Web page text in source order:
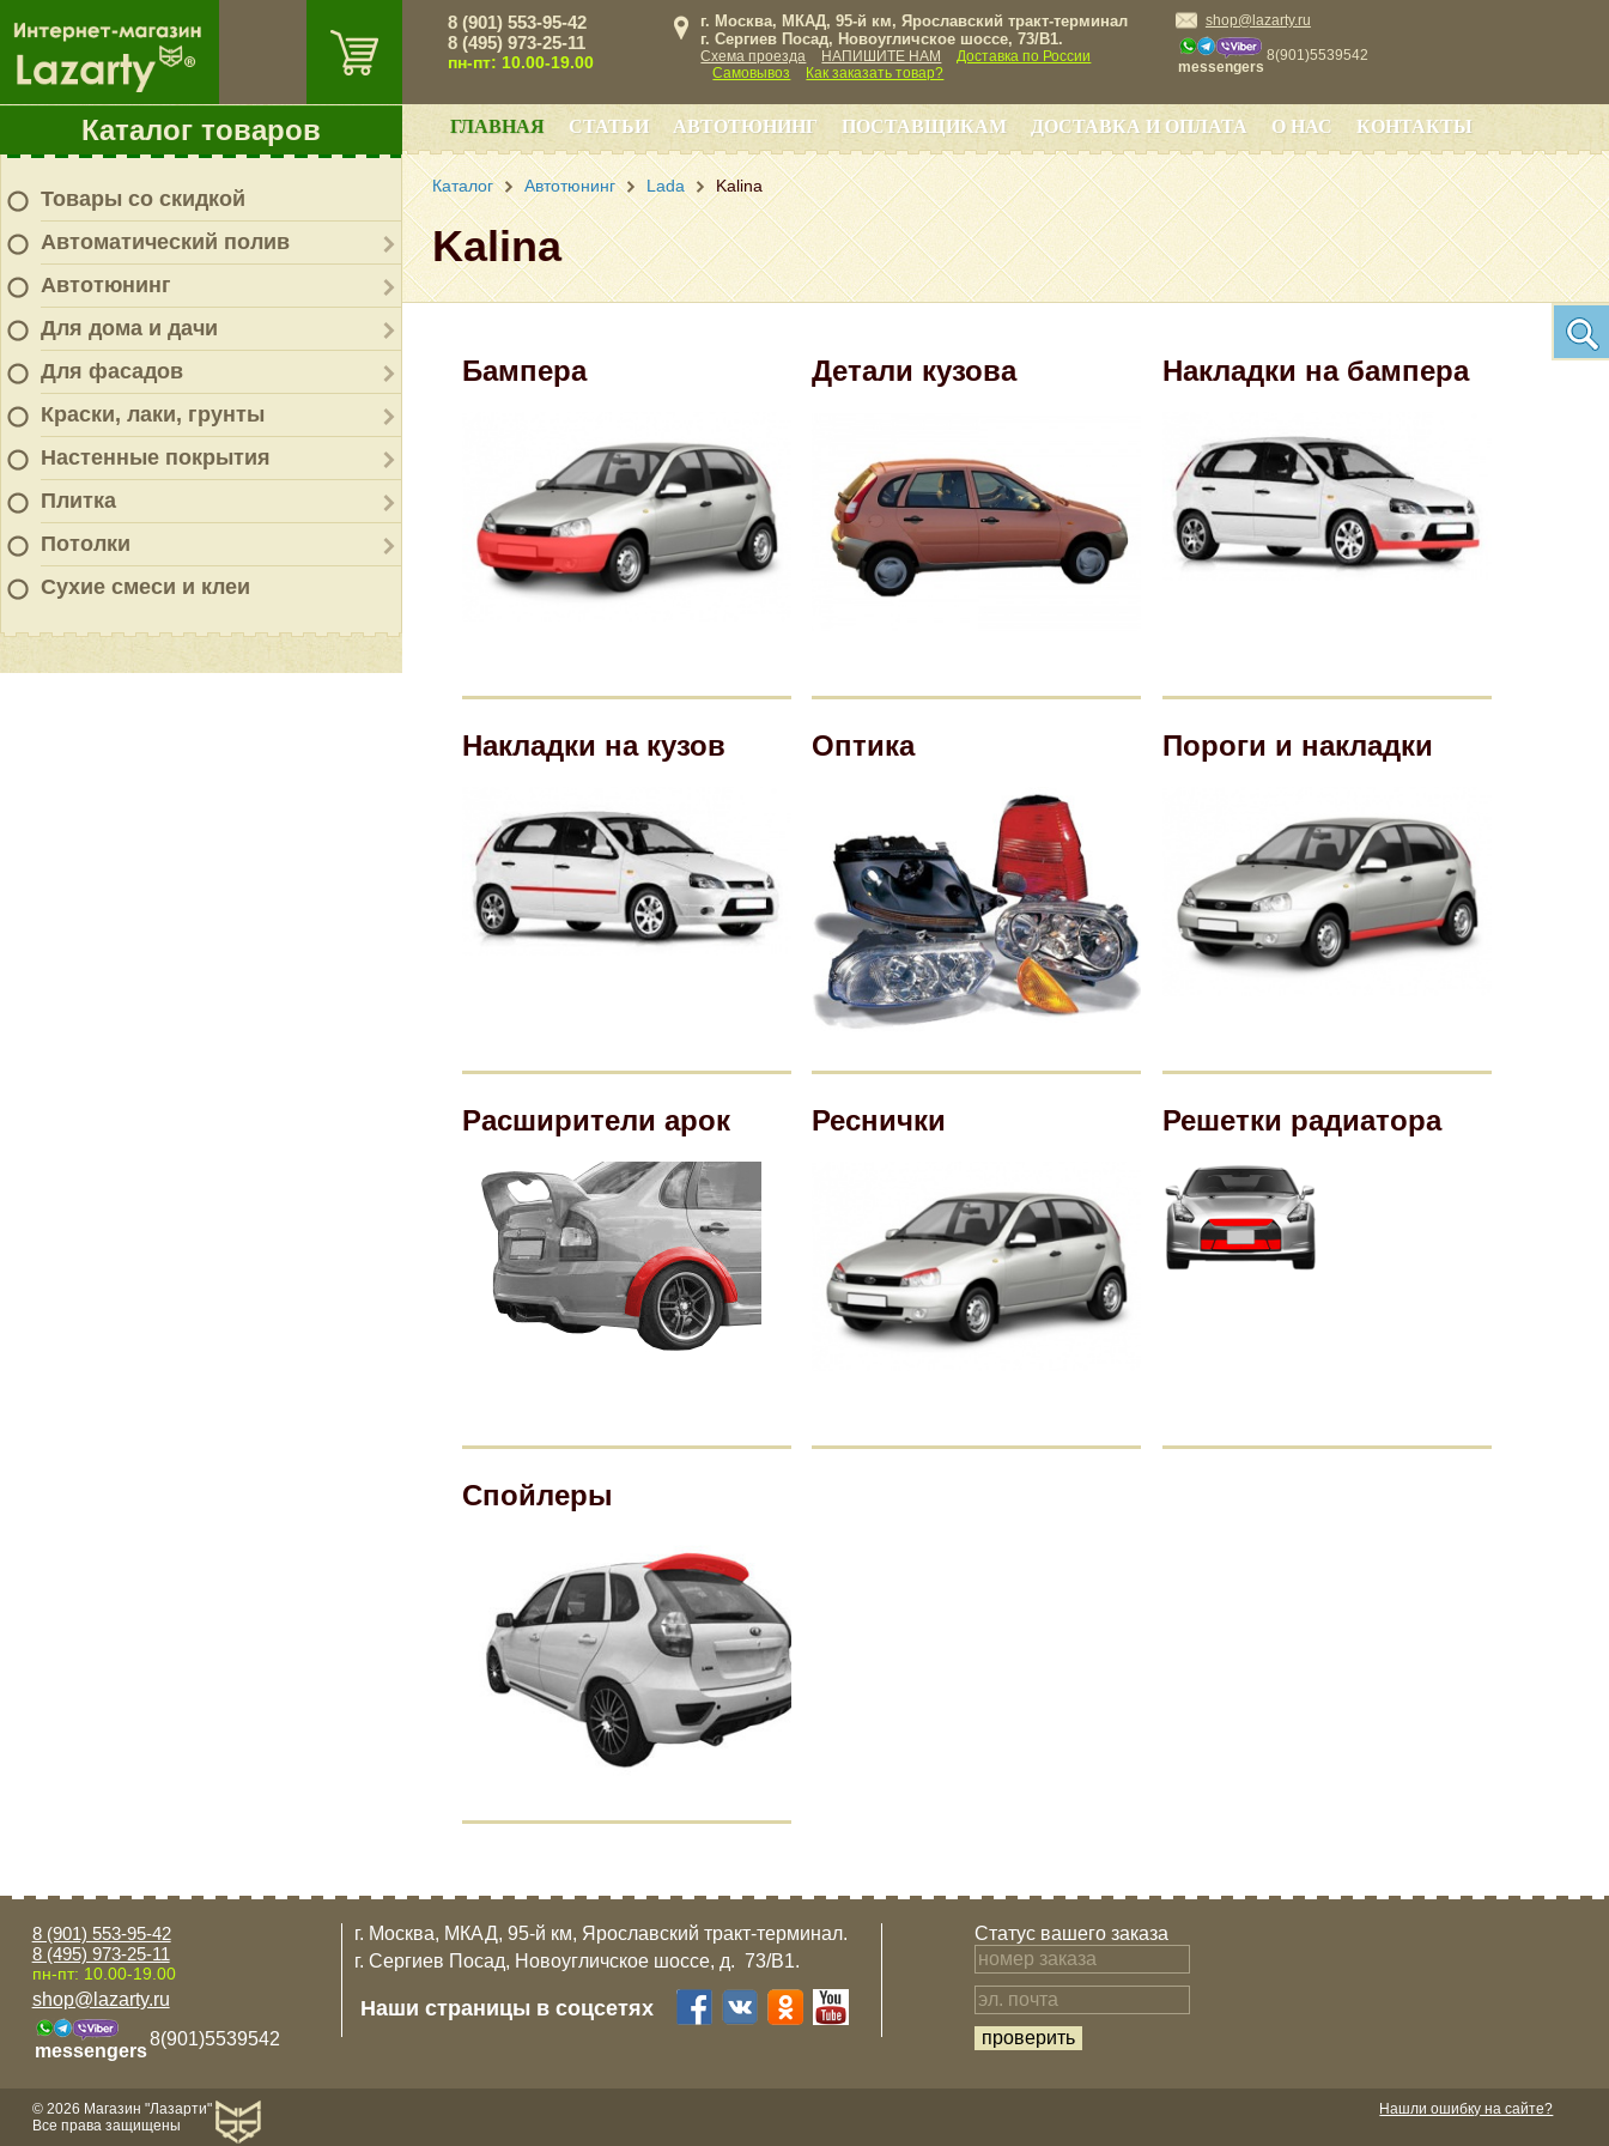
Каталог товаров
Товары со скидкой
Автоматический полив
Автотюнинг
Для дома и дачи
Для фасадов
Краски, лаки, грунты
Настенные покрытия
Плитка
Потолки
Сухие смеси и клеи
8 (901) 553-95-42
8 (495) 973-25-11
пн-пт: 10.00-19.00
г. Москва, МКАД, 95-й км, Ярославский тракт-терминал
г. Сергиев Посад, Новоугличское шоссе, 73/B1.
Схема проезда НАПИШИТЕ НАМ
Доставка по России
Самовывоз
Как заказать товар?
shop@lazarty.ru
messengers
8(901)5539542
ГЛАВНАЯ СТАТЬИ АВТОТЮНИНГ ПОСТАВЩИКАМ ДОСТАВКА И ОПЛАТА О НАС КОНТАКТЫ
Каталог Автотюнинг Lada Kalina
Kalina
Бампера Детали кузова Накладки на бампера
Накладки на кузов Оптика Пороги и накладки
Расширители арок Реснички Решетки радиатора
Спойлеры
8 (901) 553-95-42
8 (495) 973-25-11
пн-пт: 10.00-19.00
shop@lazarty.ru
messengers
8(901)5539542
г. Москва, МКАД, 95-й км, Ярославский тракт-терминал.
г. Сергиев Посад, Новоугличское шоссе, д. 73/B1.
Наши страницы в соцсетях
Статус вашего заказа
Нашли ошибку на сайте?
© 2026 Магазин "Лазарти"
Все права защищены